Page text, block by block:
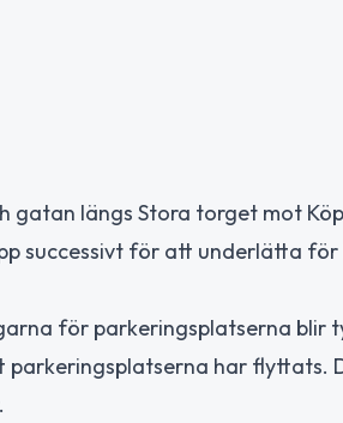
längs Stora torget mot
successivt för att underlätta för
för parkeringsplatserna blir
har flyttats.